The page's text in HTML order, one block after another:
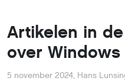
Artikelen in
over Windows
5 november 2024, Hans